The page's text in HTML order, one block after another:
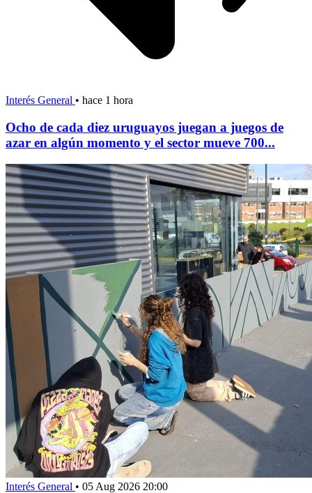
Interés General • hace 1 hora
Ocho de cada diez uruguayos juegan a juegos de
azar en algún momento y el sector mueve 700...
Interés General • 05 Aug 2026 20:00